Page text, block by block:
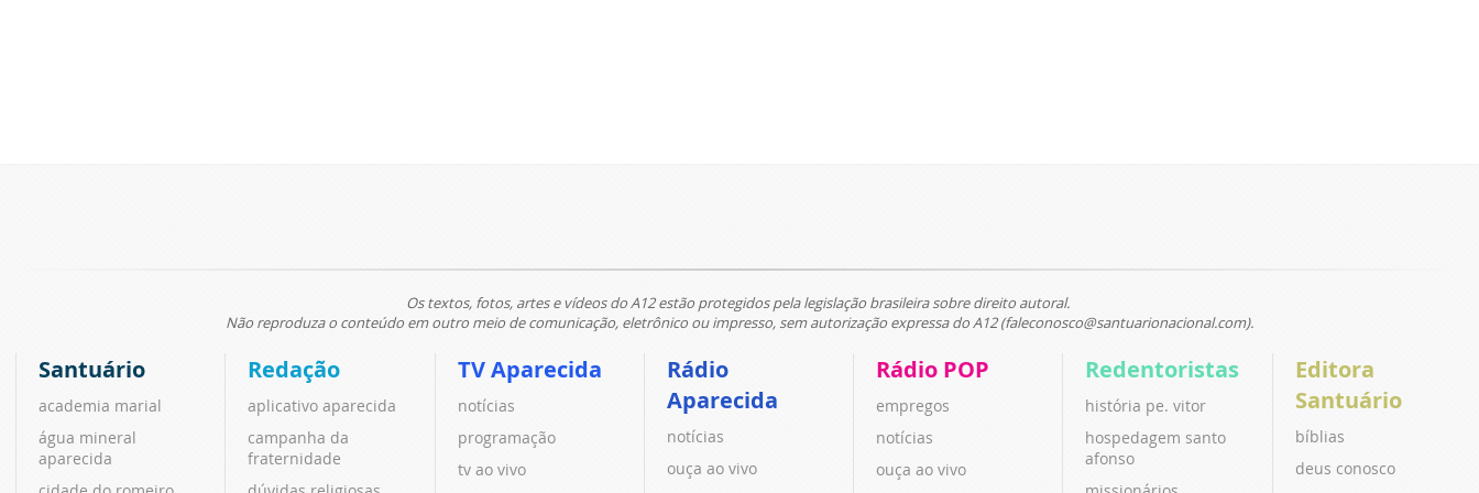
Os textos, fotos, artes e vídeos do A12 estão protegidos pela legislação brasileira sobre direito autoral.
Não reproduza o conteúdo em outro meio de comunicação, eletrônico ou impresso, sem autorização expressa do A12 (faleconosco@santuarionacional.com).
Santuário
academia marial
água mineral
aparecida
Redação
aplicativo aparecida
campanha da
fraternidade
TV Aparecida
notícias
programação
tv ao vivo
Rádio
Aparecida
notícias
ouça ao vivo
Rádio POP
empregos
notícias
ouça ao vivo
Redentoristas
história pe. vitor
hospedagem santo
afonso
Editora
Santuário
bíblias
deus conosco